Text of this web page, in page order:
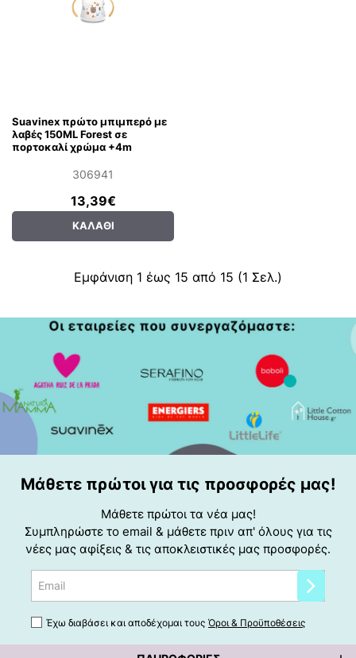
Suavinex πρώτο μπιμπερό με
λαβές 150ML Forest σε
πορτοκαλί χρώμα +4m
306941
13,39€
ΚΑΛΆΘΙ
Εμφάνιση 1 έως 15 από 15 (1 Σελ.)
Μάθετε πρώτοι για τις προσφορές μας!
Μάθετε πρώτοι τα νέα μας!
Συμπληρώστε το email & μάθετε πριν απ' όλους για τις
νέες μας αφίξεις & τις αποκλειστικές μας προσφορές.
Έχω διαβάσει και αποδέχομαι τους Όροι & Προϋποθέσεις